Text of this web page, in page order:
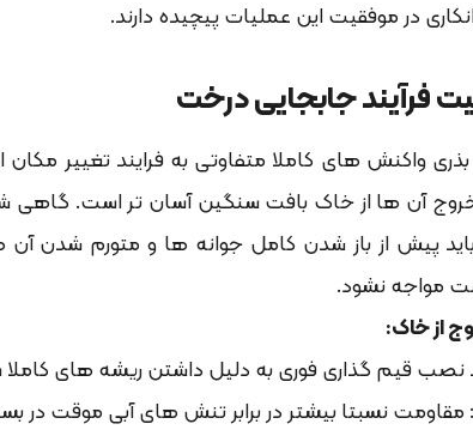
فرآیند جابجایی درخت
واکنش های کاملا متفاوتی به فرایند تغییر
خروج آن ها از خاک بافت سنگین آسان تر است.
پیش از باز شدن کامل جوانه ها و متورم شدن آن
مواجه نشود.
از خاک:
نصب قیم گذاری فوری به دلیل داشتن ریشه های
مقاومت نسبتا بیشتر در برابر تنش های آبی موقت در